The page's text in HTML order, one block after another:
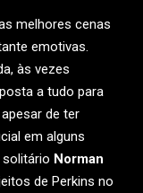
melhores cenas
emotivas.
às vezes
a tudo para
de ter
em alguns
Norman
de Perkins no